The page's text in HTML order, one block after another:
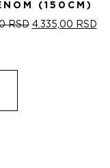
(150CM)
RSD ОРИГИНАЛНА
4.335,00 RSD